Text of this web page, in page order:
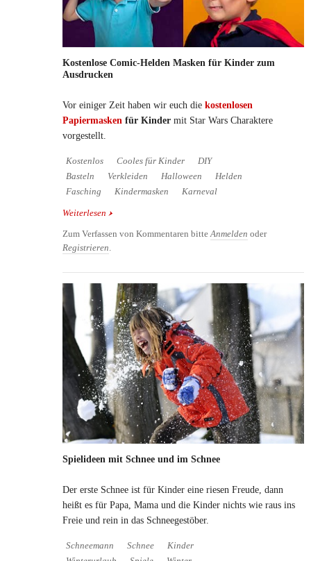
Kostenlose Comic-Helden Masken für Kinder zum
Ausdrucken
Vor einiger Zeit haben wir euch die kostenlosen
Papiermasken für Kinder mit Star Wars Charaktere
vorgestellt.
Kostenlos Cooles für Kinder
DIY
Basteln
Verkleiden Halloween
Helden
Fasching
Kindermasken Karneval
Weiterlesen über Kostenlose Comic-Helden Masken für Kinder
Zum Verfassen von Kommentaren bitte Anmelden oder
Registrieren
Spielideen mit Schnee und im Schnee
Der erste Schnee ist für Kinder eine riesen Freude, dann
heißt es für Papa, Mama und die Kinder nichts wie raus ins
Freie und rein in das Schneegestöber.
Schneemann Schnee
Kinder